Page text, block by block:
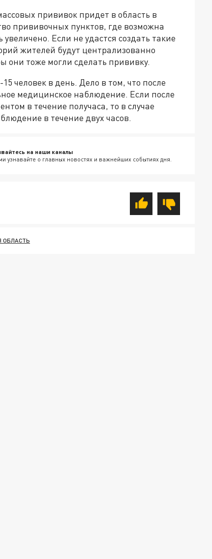
прививок придет в область в
прививочных пунктов, где возможна
Если не удастся создать такие
жителей будут централизованно
они тоже могли сделать прививку.
человек в день. Дело в том, что после
медицинское наблюдение. Если после
в течение получаса, то в случае
в течение двух часов.
на наши каналы
узнавайте о главных новостях и важнейших событиях дня.
ОБЛАСТЬ